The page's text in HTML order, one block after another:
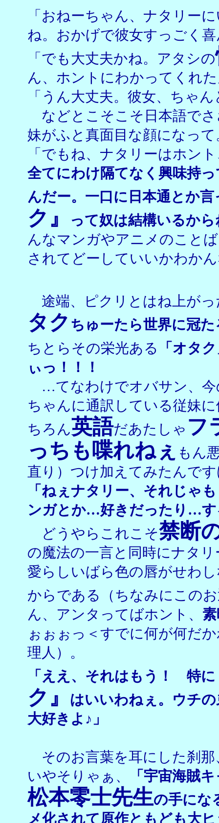
「おねーちゃん、ナタリー
ね。おかげで彼女すっごく
「でも大丈夫かね。アタシの
ん、ホントにわかってくれ
「うん大丈夫。彼女、ちゃ
などとこそこそ日本語でさ
妹がふと真面目な顔になって
「でもね、ナタリーはホン
全てにわけ隔てなく興味持
んだー。一口に日本通とか言
ク』
って奴は結構いるから
んなマンガやアニメのこと
されてどーしていいかわか
途端、ピクリとはね上がっ
タク ちゅーたら世界に冠
ちとらその栄光ある
「オタ
ぃっ！！！
…てなわけでオバサン、今
ちゃんに通訳している従妹
ちろん英語だあたしゃ フ
っちも喋れねぇ もん
直り）つけ加えてみたんで
「ねぇナタリー、それじゃ
ンガとか…好きだったり…
どうやらこれこそ禁断
の魔法の一言と同時にナタ
愛らしいばら色の唇がせわ
からである（ちなみにこの
ん、アンタってばホント、
ぉぉぉっ＜すでに何が何だ
理人）。
「ええ、それはもう！ 特に
ク』
はいいわねぇ。ウチ
大好きよ♪」
そのお言葉を耳にした刹那
いやそりゃぁ、
「宇宙海賊
松本零士先生の手にな
メ化されて原作ともども大